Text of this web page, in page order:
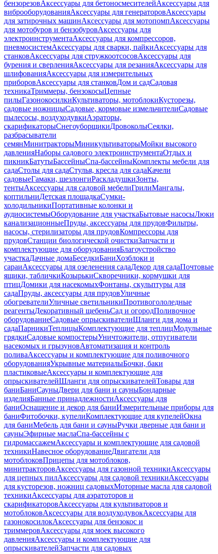
бензорезовАксессуары для бетоносмесителейАксессуары для
виброоборудованияАксессуары для генераторовАксессуары
для затирочных машинАксессуары для мотопомпАксессуары
для мотобуров и бензобуровАксессуары для
электроинструментаАксессуары для компрессоров,
пневмосистемАксессуары для сварки, пайкиАксессуары для
станковАксессуары для стружкоотсосовАксессуары для
бурения и сверленияАксессуары для резанияАксессуары для
шлифованияАксессуары для измерительных
приборовАксессуары для станковДом и садСадовая
техникаТриммеры, бензокосыЦепные
пилыГазонокосилкиКультиваторы, мотоблокиКусторезы,
садовые ножницыСадовые, кормовые измельчителиСадовые
пылесосы, воздуходувкиАэраторы,
скарификаторыСнегоуборщикиДровоколыСеялки,
разбрасыватели
семянМинитракторыМиникультиваторыМойки высокого
давленияНаборы садового электроинструментаОтдых и
пикникБатутыБассейныСпа-бассейныКомплекты мебели для
садаСтолы для садаСтулья, кресла для садаКачели
садовыеГамаки, шезлонгиРаскладушкиЗонты,
тентыАксессуары для садовой мебелиГрилиМангалы,
коптильниДетская площадкаСумки-
холодильникиПортативные колонки и
аудиосистемыОборудование для участкаБытовые насосыЛюки
канализационныеПруды, аксессуары для прудовФильтры,
насосы, стерилизаторы для прудовКомпрессоры для
прудовСтанции биологической очисткиЗапчасти и
комплектующие для оборудованияБлагоустройство
участкаДачные домаБеседкиБаниХозблоки и
сараиАксессуары для озеленения садаДекор для садаПочтовые
ящики, табличкиКозырькиСкворечники, кормушки для
птицДомики для насекомыхФонтаны, скульптуры для
садаПруды, аксессуары для прудовУличные
обогревателиУличные светильникиПротивогололедные
реагентыДекоративный щебеньСад и огородПоливочное
оборудованиеСадовые опрыскивателиШланги для дома и
садаПарникиТеплицыКомплектующие для теплицМодульные
грядкиСадовые компостерыУничтожители, отпугиватели
насекомых и грызуновАвтоматизация и контроль
поливаАксессуары и комплектующие для поливочного
оборудованияУкрывные материалыБочки, баки
пластиковыеАксессуары и комплектующие для
опрыскивателейШланги для опрыскивателейТовары для
баниБаниСауныДвери для бани и сауныБондарные
изделияБанные принадлежностиАксессуары для
баниОснащение и декор для баниИзмерительные приборы для
баниФитобочки, купелиКомплектующие для купелейОкна
для баниМебель для бани и сауныРучки дверные для бани и
сауныЭфирные маслаСпа-бассейны с
гидромассажемАксессуары и комплектующие для садовой
техникиНавесное оборудованиеДвигатели для
мотоблоковПрицепы для мотоблоков,
минитракторовАксессуары для газонной техникиАксессуары
для цепных пилАксессуары для садовой техникиАксессуары
для кусторезов, ножниц садовыхМоторные масла для садовой
техникиАксессуары для аэратоторов и
скарификаторовАксессуары для культиваторов и
мотоблоковАксессуары для воздуходувокАксессуары для
газонокосилокАксессуары для бензокос и
триммеровАксессуары для моек высокого
давленияАксессуары и комплектующие для
опрыскивателейЗапчасти для садовых